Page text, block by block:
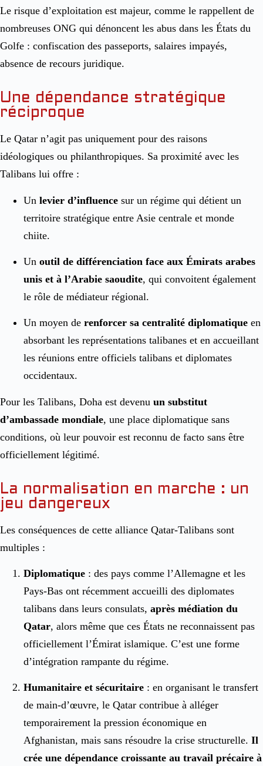
Le risque d’exploitation est majeur, comme le rappellent de
nombreuses ONG qui dénoncent les abus dans les États du
Golfe : confiscation des passeports, salaires impayés,
absence de recours juridique.
Une dépendance stratégique
réciproque
Le Qatar n’agit pas uniquement pour des raisons
idéologiques ou philanthropiques. Sa proximité avec les
Talibans lui offre :
Un levier d’influence sur un régime qui détient un
territoire stratégique entre Asie centrale et monde
chiite.
Un outil de différenciation face aux Émirats arabes
unis et à l’Arabie saoudite, qui convoitent également
le rôle de médiateur régional.
Un moyen de renforcer sa centralité diplomatique en
absorbant les représentations talibanes et en accueillant
les réunions entre officiels talibans et diplomates
occidentaux.
Pour les Talibans, Doha est devenu un substitut
d’ambassade mondiale, une place diplomatique sans
conditions, où leur pouvoir est reconnu de facto sans être
officiellement légitimé.
La normalisation en marche : un
jeu dangereux
Les conséquences de cette alliance Qatar-Talibans sont
multiples :
Diplomatique : des pays comme l’Allemagne et les
Pays-Bas ont récemment accueilli des diplomates
talibans dans leurs consulats, après médiation du
Qatar, alors même que ces États ne reconnaissent pas
officiellement l’Émirat islamique. C’est une forme
d’intégration rampante du régime.
Humanitaire et sécuritaire : en organisant le transfert
de main-d’œuvre, le Qatar contribue à alléger
temporairement la pression économique en
Afghanistan, mais sans résoudre la crise structurelle. Il
crée une dépendance croissante au travail précaire à